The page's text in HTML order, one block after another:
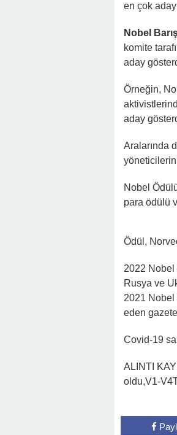
en çok
Nobel
komite
aday
Örneğin,
aday
Aralarında
Nobel
para ödülü
Ödül,
2022 Nobel
Rusya ve
2021 Nobel
eden
Covid-19
ALINTI
oldu,V1-